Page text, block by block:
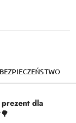
BEZPIECZEŃSTWO
dla